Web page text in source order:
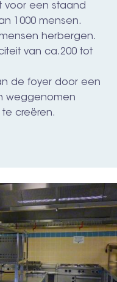
voor een staand
1000 mensen.
herbergen.
van ca.200 tot
de foyer door een
weggenomen
creëren.